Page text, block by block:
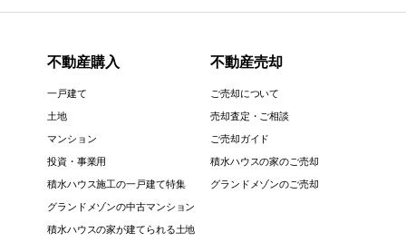
不動産購入
一戸建て
土地
マンション
投資・事業用
積水ハウス施工の一戸建て特集
グランドメゾンの中古マンション
積水ハウスの家が建てられる土地
不動産売却
ご売却について
売却査定・ご相談
ご売却ガイド
積水ハウスの家のご売却
グランドメゾンのご売却